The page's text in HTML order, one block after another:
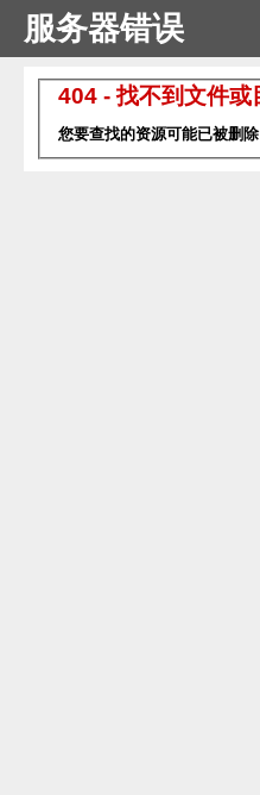
服务器错误
404 - 找不到文件或
您要查找的资源可能已被删